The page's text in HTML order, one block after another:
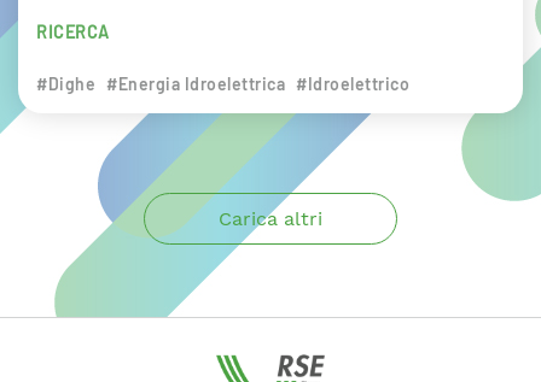
RICERCA
#Dighe #Energia Idroelettrica #Idroelettrico
Carica altri